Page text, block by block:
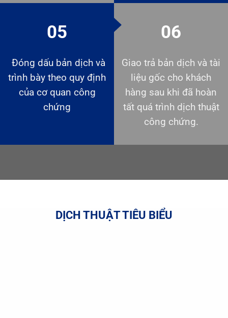
05
Đóng dấu bản dịch và
trình bày theo quy định
của cơ quan công
chứng
06
Giao trả bản dịch và tài
liệu gốc cho khách
hàng sau khi đã hoàn
tất quá trình dịch thuật
công chứng.
DỊCH THUẬT TIÊU BIỂU